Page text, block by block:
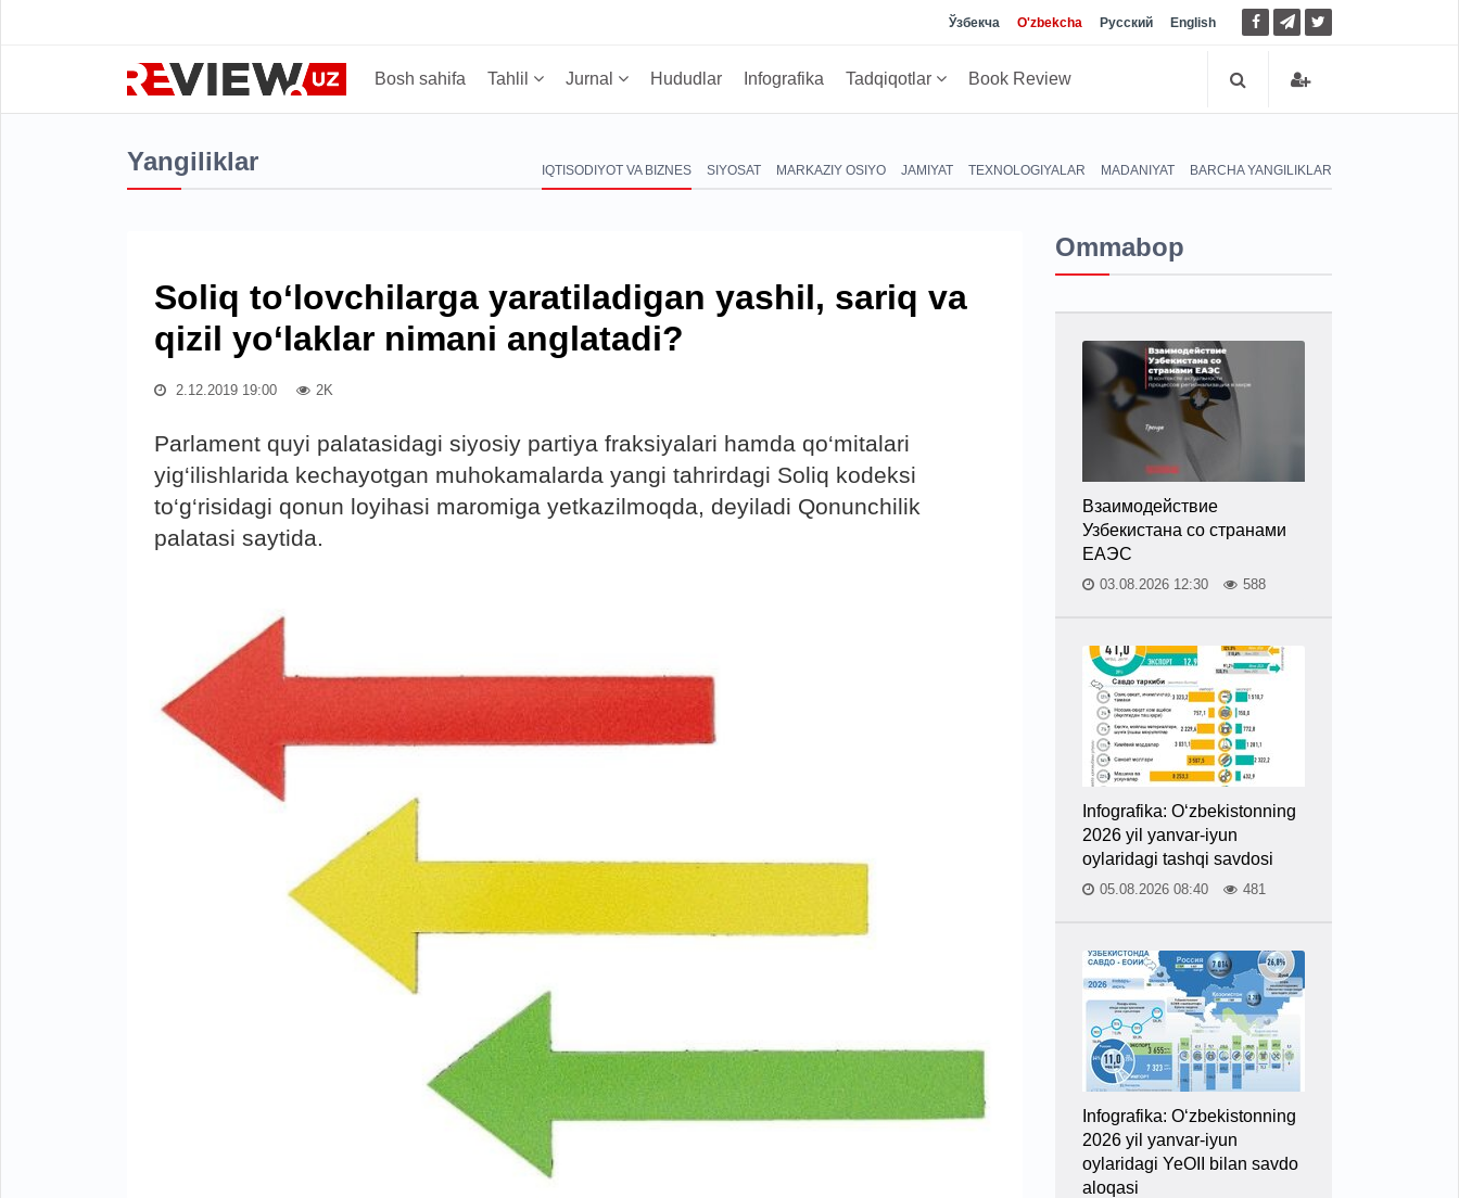
Ўзбекча O'zbekcha Русский English
Bosh sahifa Tahlil Jurnal Hududlar Infografika Tadqiqotlar Book Review
Yangiliklar IQTISODIYOT VA BIZNES SIYOSAT MARKAZIY OSIYO JAMIYAT TEXNOLOGIYALAR MADANIYAT BARCHA YANGILIKLAR
Soliq to‘lovchilarga yaratiladigan yashil, sariq va
qizil yo‘laklar nimani anglatadi?
2.12.2019 19:00 2K
Parlament quyi palatasidagi siyosiy partiya fraksiyalari hamda qo‘mitalari
yig‘ilishlarida kechayotgan muhokamalarda yangi tahrirdagi Soliq kodeksi
to‘g‘risidagi qonun loyihasi maromiga yetkazilmoqda, deyiladi Qonunchilik
palatasi saytida.
Ommabop
Взаимодействие
Узбекистана со странами
ЕАЭС
03.08.2026 12:30 588
Infografika: O‘zbekistonning
2026 yil yanvar-iyun
oylaridagi tashqi savdosi
05.08.2026 08:40 481
Infografika: O‘zbekistonning
2026 yil yanvar-iyun
oylaridagi YeOII bilan savdo
aloqasi